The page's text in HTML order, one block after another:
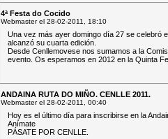
4ª Festa do Cocido
Webmaster el 28-02-2011, 18:10
Una vez más ayer domingo día 27 se celebró
alcanzó su cuarta edición.
Desde Cenllemovese nos sumamos a la
evento. Os esperamos en 2012 en la Quinta
ANDAINA RUTA DO MIÑO. CENLLE 2011.
Webmaster el 28-02-2011, 00:40
Hoy es el último día para inscribirse en la
Anímate
PÁSATE POR CENLLE.